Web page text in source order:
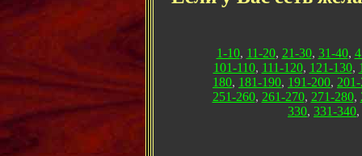
1-10, 11-20, 21-30, 31-40,
101-110, 111-120, 121-130,
180, 181-190, 191-200,
251-260, 261-270, 271-280,
330, 331-340,